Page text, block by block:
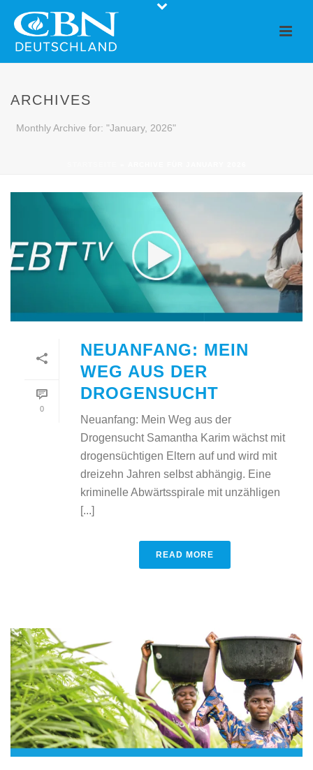
ARCHIVES
Monthly Archive for: "January, 2026"
0
NEUANFANG: MEIN
WEG AUS DER
DROGENSUCHT
Neuanfang: Mein Weg aus der
Drogensucht Samantha Karim wächst mit
drogensüchtigen Eltern auf und wird mit
dreizehn Jahren selbst abhängig. Eine
kriminelle Abwärtsspirale mit unzähligen
[...]
READ MORE